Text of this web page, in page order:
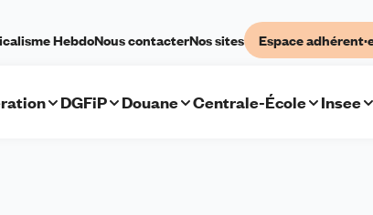
HebdoNous contacterNos sites Espace
DGFiP Douane Centrale-École Insee